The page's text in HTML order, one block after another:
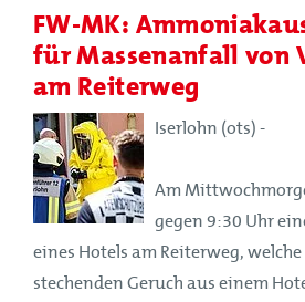
FW-MK:
für Massenanfall von
am Reiterweg
Iserlohn (ots) -
Am
gegen 9:30 Uhr
eines Hotels am Reiterweg,
stechenden Geruch aus einem